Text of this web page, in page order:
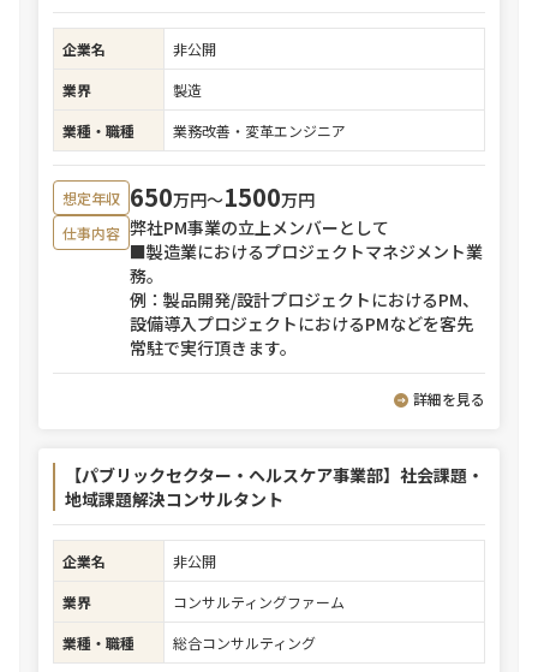
企業名
非公開
業界
製造
業種・職種
業務改善・変革エンジニア
想定年収 650万円〜1500万円
仕事内容 弊社PM事業の立上メンバーとして
■製造業におけるプロジェクトマネジメント業
務。
例：製品開発/設計プロジェクトにおけるPM、
設備導入プロジェクトにおけるPMなどを客先
常駐で実行頂きます。
詳細を見る
【パブリックセクター・ヘルスケア事業部】社会課題・
地域課題解決コンサルタント
企業名
非公開
業界
コンサルティングファーム
業種・職種
総合コンサルティング